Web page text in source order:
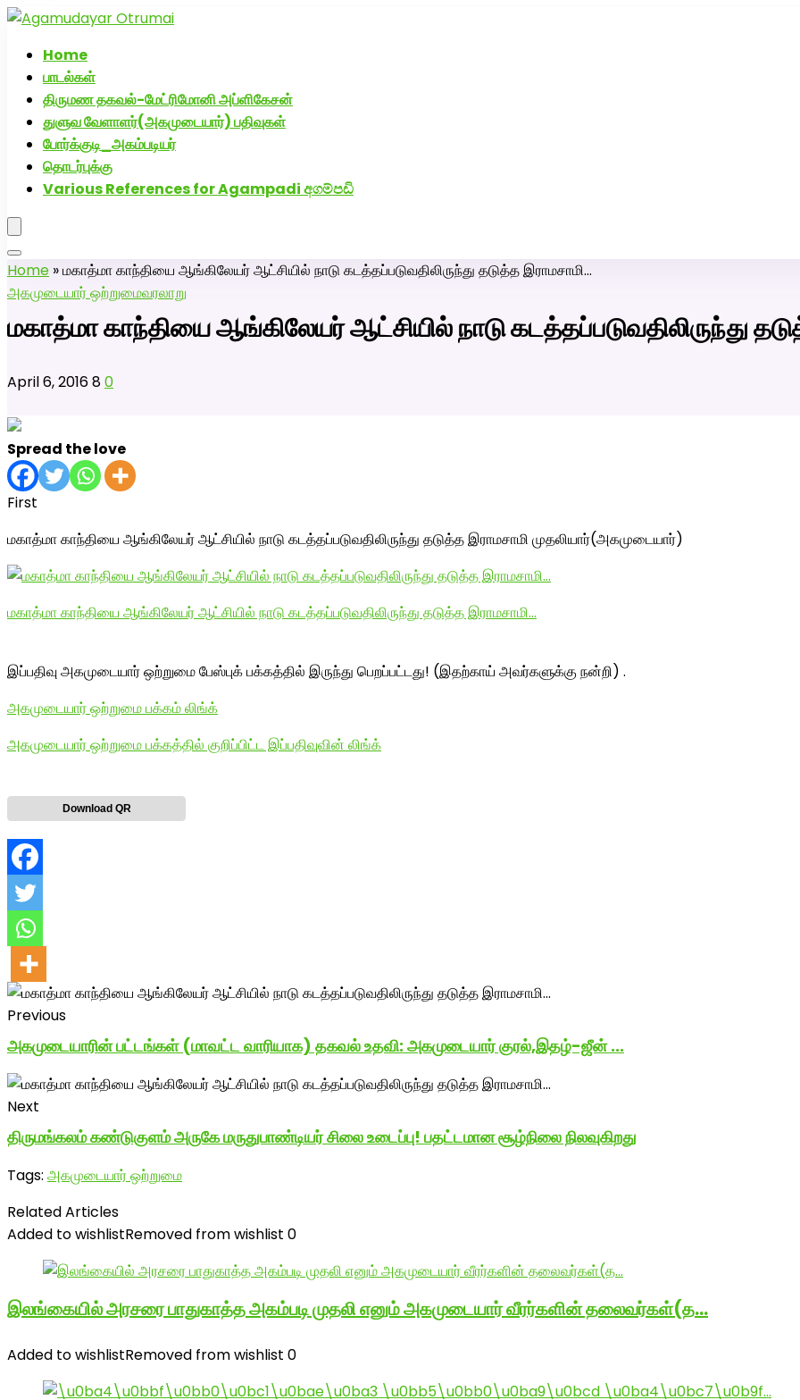
Home
பாடல்கள்
திருமண தகவல்-மேட்ரிமோனி அப்ளிகேசன்
துளுவ வேளாளர்(அகமுடையார்) பதிவுகள்
போர்க்குடி_அகம்படியர்
தொடர்புக்கு
Various References for Agampadi අගම්පඩි
Home »மகாத்மா காந்தியை ஆங்கிலேயர் ஆட்சியில் நாடு கடத்தப்படுவதிலிருந்து தடுத்த இராமசாமி…
அகமுடையார் ஒற்றுமைவரலாறு
மகாத்மா காந்தியை ஆங்கிலேயர் ஆட்சியில் நாடு கடத்தப்படுவதிலிருந்து
April 6, 201680
Spread the love
First
மகாத்மா காந்தியை ஆங்கிலேயர் ஆட்சியில் நாடு கடத்தப்படுவதிலிருந்து தடுத்த இராமசாமி முதலியார்(அகமுடையார்)
மகாத்மா காந்தியை ஆங்கிலேயர் ஆட்சியில் நாடு கடத்தப்படுவதிலிருந்து தடுத்த இராமசாமி…
இப்பதிவு அகமுடையார் ஒற்றுமை பேஸ்புக் பக்கத்தில் இருந்து பெறப்பட்டது! (இதற்காய் அவர்களுக்கு நன்றி) .
அகமுடையார் ஒற்றுமை பக்கம் லிங்க்
அகமுடையார் ஒற்றுமை பக்கத்தில் குறிப்பிட்ட இப்பதிவுவின் லிங்க்
Download QR
Previous
அகமுடையாரின் பட்டங்கள் (மாவட்ட வாரியாக) தகவல் உதவி: அகமுடையார் குரல்,இதழ்-ஜீன் ...
Next
திருமங்கலம் கண்டுகுளம் அருகே மருதுபாண்டியர் சிலை உடைப்பு! பதட்டமான சூழ்நிலை நிலவுகிறது
Tags: அகமுடையார் ஒற்றுமை
Related Articles
Added to wishlistRemoved from wishlist 0
இலங்கையில் அரசரை பாதுகாத்த அகம்படி முதலி எனும் அகமுடையார் வீரர்களின் தலைவர்கள்(த…
Added to wishlistRemoved from wishlist 0
அகமுடையார் திருமண வரன்களுக்கு அகமுடையார்மேட்ரி-பெண் வீட்டாருக்கு 100% இலவச திருமண சேவை! வாட்ஸப் எண்: